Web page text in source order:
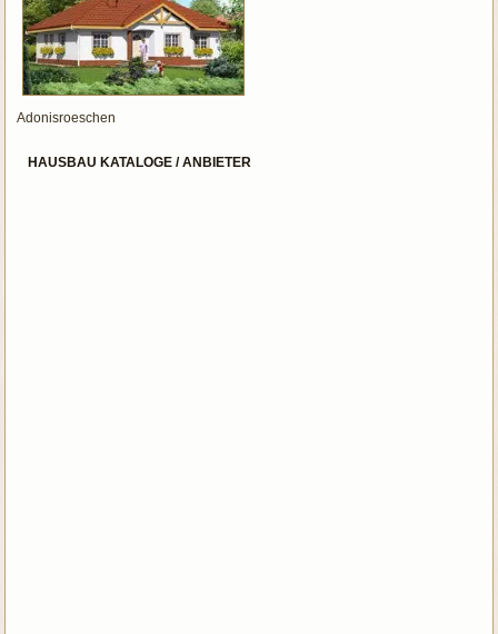
Adonisroeschen
HAUSBAU KATALOGE / ANBIETER